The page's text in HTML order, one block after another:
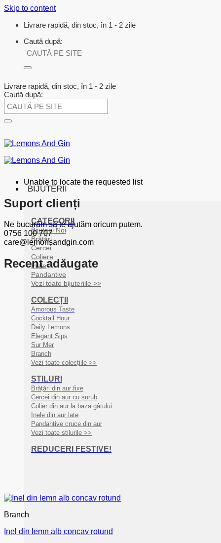
Skip to content
Livrare rapidă, din stoc, în 1 - 2 zile
Caută după:
Livrare rapidă, din stoc, în 1 - 2 zile
Caută după:
BIJUTERII
CATEGORII
Bijuterii Noi
Brățări
Cercei
Coliere
Inele
Pandantive
Vezi toate bijuteriile >>
COLECȚII
Amorous Taste
Cocktail Hour
Daily Lemons
Elegant Sips
Sur Mer
Branch
Vezi toate colecțiile >>
STILURI
Brățări din aur fixe
Cercei din aur cu șurub
Colier din aur la baza gâtului
Inele din aur late
Pandantive cruce din aur
Vezi toate stilurile >>
REDUCERI FESTIVE!
Unable to locate the requested list
Suport clienți
Ne bucurăm să te ajutăm oricum putem.
0756 100 707
care@lemonsandgin.com
Recent adăugate
Branch
Inel din lemn alb concav rotund